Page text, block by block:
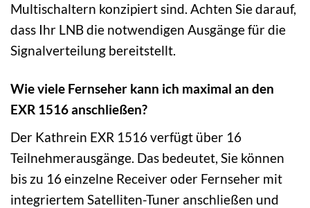
Multischaltern konzipiert sind. Achten Sie darauf,
dass Ihr LNB die notwendigen Ausgänge für die
Signalverteilung bereitstellt.
Wie viele Fernseher kann ich maximal an den
EXR 1516 anschließen?
Der Kathrein EXR 1516 verfügt über 16
Teilnehmerausgänge. Das bedeutet, Sie können
bis zu 16 einzelne Receiver oder Fernseher mit
integriertem Satelliten-Tuner anschließen und